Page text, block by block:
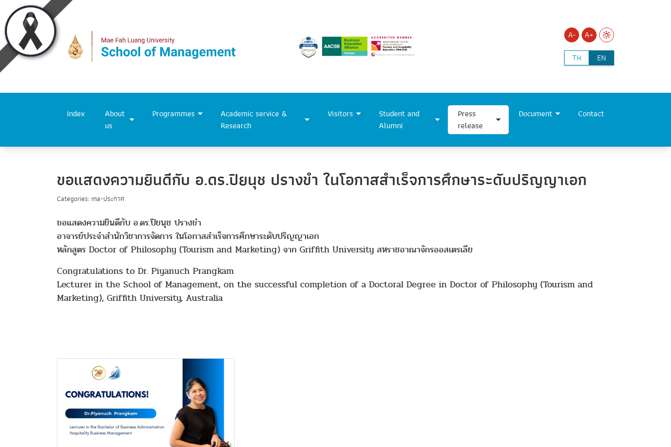
A-
A+
TH
EN
Index
About
us
Programmes
Academic service &
Research
Visitors
Student and
Alumni
Press
release
Document Contact
ขอแสดงความยินดีกับ อ.ดร.ปิยนุช ปรางขำ ในโอกาสสำเร็จการศึกษาระดับปริญญาเอก
Categories: ma-ประกาศ
ขอแสดงความยินดีกับ อ.ดร.ปิยนุช ปรางขำ
อาจารย์ประจำสำนักวิชาการจัดการ ในโอกาสสำเร็จการศึกษาระดับปริญญาเอก
หลักสูตร Doctor of Philosophy (Tourism and Marketing) จาก Griffith University สหราชอาณาจักรออสเตรเลีย
Congratulations to Dr. Piyanuch Prangkam
Lecturer in the School of Management, on the successful completion of a Doctoral Degree in Doctor of Philosophy (Tourism and
Marketing), Griffith University, Australia